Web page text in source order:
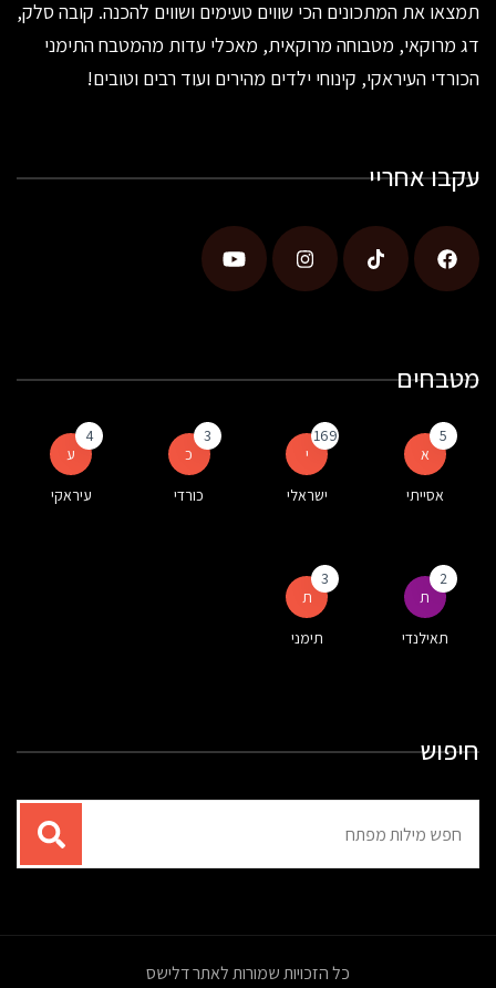
תמצאו את המתכונים הכי שווים טעימים ושווים להכנה. קובה סלק,
דג מרוקאי, מטבוחה מרוקאית, מאכלי עדות מהמטבח התימני
הכורדי העיראקי, קינוחי ילדים מהירים ועוד רבים וטובים!
עקבו אחריי
מטבחים
א
5
אסייתי
י
169
ישראלי
כ
3
כורדי
ע
4
עיראקי
ת
2
תאילנדי
ת
3
תימני
חיפוש
עבור
כל הזכויות שמורות לאתר דלישס